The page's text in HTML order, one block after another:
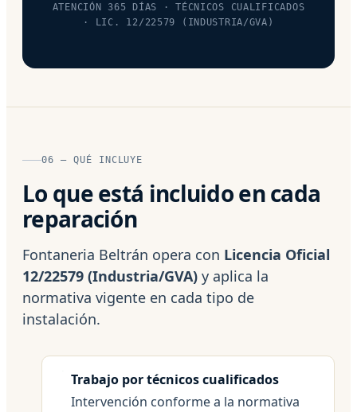
ATENCIÓN 365 DÍAS · TÉCNICOS CUALIFICADOS
· LIC. 12/22579 (INDUSTRIA/GVA)
06 — QUÉ INCLUYE
Lo que está incluido en cada
reparación
Fontaneria Beltrán opera con Licencia Oficial
12/22579 (Industria/GVA) y aplica la
normativa vigente en cada tipo de
instalación.
Trabajo por técnicos cualificados
Intervención conforme a la normativa